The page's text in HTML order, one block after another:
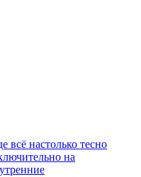
всё настолько тесно
на